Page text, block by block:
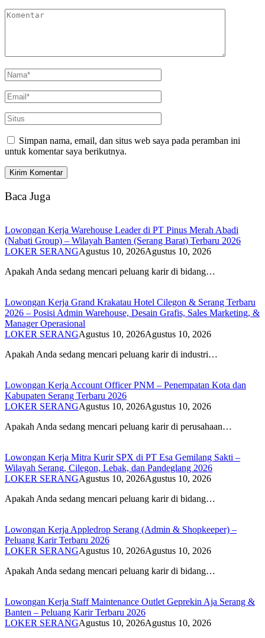
Simpan nama, email, dan situs web saya pada peramban ini
untuk komentar saya berikutnya.
Baca Juga
Lowongan Kerja Warehouse Leader di PT Pinus Merah Abadi
(Nabati Group) – Wilayah Banten (Serang Barat) Terbaru 2026
LOKER SERANGAgustus 10, 2026Agustus 10, 2026
Apakah Anda sedang mencari peluang karir di bidang…
Lowongan Kerja Grand Krakatau Hotel Cilegon & Serang Terbaru
2026 – Posisi Admin Warehouse, Desain Grafis, Sales Marketing, &
Manager Operasional
LOKER SERANGAgustus 10, 2026Agustus 10, 2026
Apakah Anda sedang mencari peluang karir di industri…
Lowongan Kerja Account Officer PNM – Penempatan Kota dan
Kabupaten Serang Terbaru 2026
LOKER SERANGAgustus 10, 2026Agustus 10, 2026
Apakah Anda sedang mencari peluang karir di perusahaan…
Lowongan Kerja Mitra Kurir SPX di PT Esa Gemilang Sakti –
Wilayah Serang, Cilegon, Lebak, dan Pandeglang 2026
LOKER SERANGAgustus 10, 2026Agustus 10, 2026
Apakah Anda sedang mencari peluang karir di bidang…
Lowongan Kerja Appledrop Serang (Admin & Shopkeeper) –
Peluang Karir Terbaru 2026
LOKER SERANGAgustus 10, 2026Agustus 10, 2026
Apakah Anda sedang mencari peluang karir di bidang…
Lowongan Kerja Staff Maintenance Outlet Geprekin Aja Serang &
Banten – Peluang Karir Terbaru 2026
LOKER SERANGAgustus 10, 2026Agustus 10, 2026